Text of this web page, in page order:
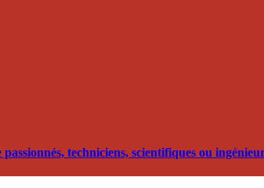
techniciens, scientifiques ou